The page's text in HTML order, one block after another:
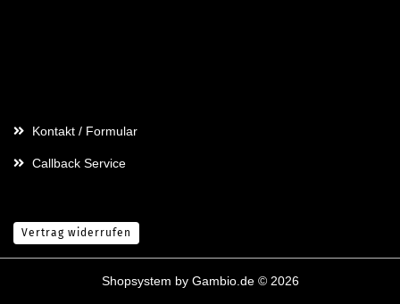
Kontakt / Formular
Callback Service
Vertrag widerrufen
Shopsystem by Gambio.de © 2026